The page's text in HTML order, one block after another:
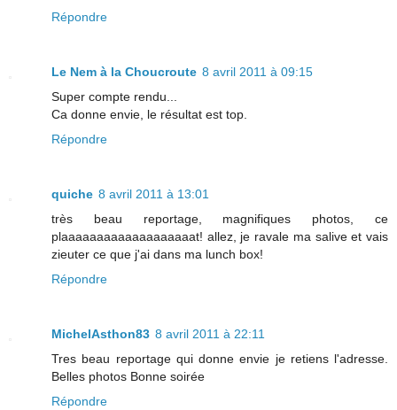
Répondre
Le Nem à la Choucroute 8 avril 2011 à 09:15
Super compte rendu...
Ca donne envie, le résultat est top.
Répondre
quiche 8 avril 2011 à 13:01
très beau reportage, magnifiques photos, ce
plaaaaaaaaaaaaaaaaaaat! allez, je ravale ma salive et vais
zieuter ce que j'ai dans ma lunch box!
Répondre
MichelAsthon83 8 avril 2011 à 22:11
Tres beau reportage qui donne envie je retiens l'adresse.
Belles photos Bonne soirée
Répondre